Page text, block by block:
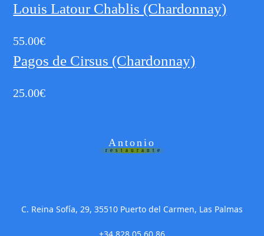
Louis Latour Chablis (Chardonnay)
55.00€
Pagos de Cirsus (Chardonnay)
25.00€
Antonio
restaurante
C. Reina Sofía, 29, 35510 Puerto del Carmen, Las Palmas